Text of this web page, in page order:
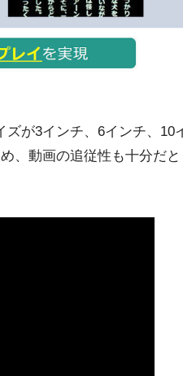
が3インチ、6インチ、10
、動画の追従性も十分だと